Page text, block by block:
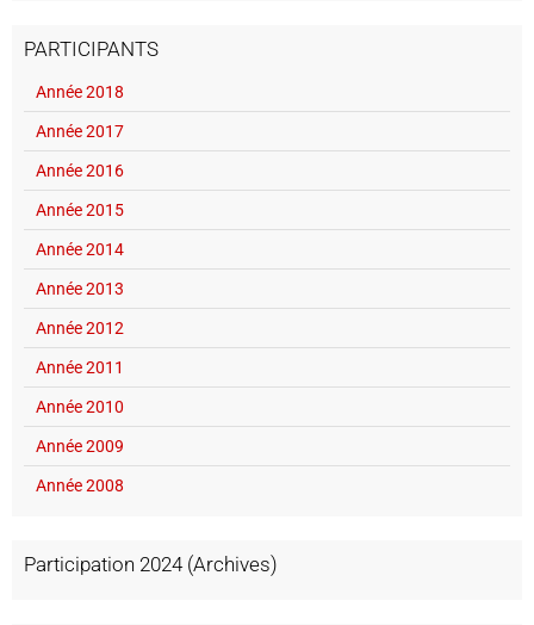
PARTICIPANTS
Année 2018
Année 2017
Année 2016
Année 2015
Année 2014
Année 2013
Année 2012
Année 2011
Année 2010
Année 2009
Année 2008
Participation 2024 (Archives)